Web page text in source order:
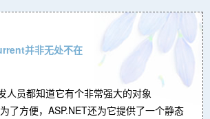
并非无处不在
人员都知道它有个非常强大的对象
了方便，ASP.NET还为它提供了一个静态